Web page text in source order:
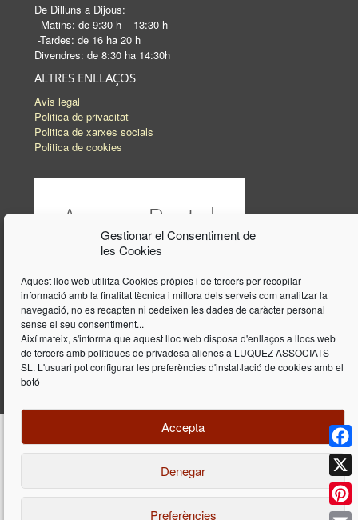
Gestionar el Consentiment de
les Cookies
Aquest lloc web utilitza Cookies pròpies i de tercers per recopilar
informació amb la finalitat tècnica i millora dels serveis com analitzar la
navegació, no es recapten ni cedeixen les dades de caràcter personal
sense el seu consentiment...
Així mateix, s'informa que aquest lloc web disposa d'enllaços a llocs web
de tercers amb polítiques de privadesa alienes a LUQUEZ ASSOCIATS
SL. L'usuari pot configurar les preferències d'instal·lació de cookies amb el
botó
Accepta
Denegar
Preferències
De Dilluns a Dijous:
-Matins: de 9:30 h – 13:30 h
-Tardes: de 16 ha 20 h
Divendres: de 8:30 ha 14:30h
ALTRES ENLLAÇOS
Avis legal
Politica de privacitat
Politica de xarxes socials
Politica de cookies
Disseny i programació web perDieres.com
| Lúquez Associats SL | ©
2026 All Rights Reserved |Avís legal
X